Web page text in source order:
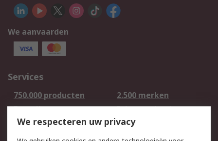
We aanvaarden
Services
750.000 producten
2.500 merken
Bestellen
Inkoopoplossingen
Retouren
Technisch advies
Track & Trace
We respecteren uw privacy